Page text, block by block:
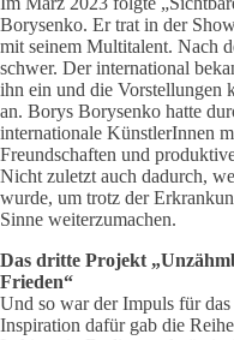
Borysenko. Er trat in der
mit seinem Multitalent. Nach
schwer. Der international
ihn ein und die Vorstellungen
an. Borys Borysenko hatte
internationale KünstlerInnen
Freundschaften und
Nicht zuletzt auch dadurch,
wurde, um trotz der
Sinne weiterzumachen.
Das dritte Projekt
Frieden“
Und so war der Impuls für
Inspiration dafür gab die